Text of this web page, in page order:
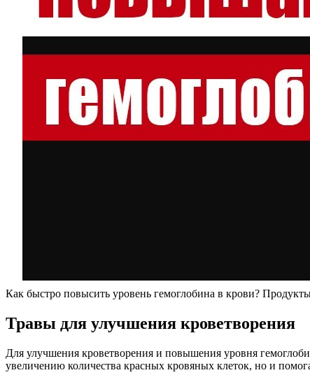
Как быстро повысить уровень гемоглобина в крови?
Травы для улучшения кроветворения
Для улучшения кроветворения и повышения уровня
увеличению количества красных кровяных клеток, но и